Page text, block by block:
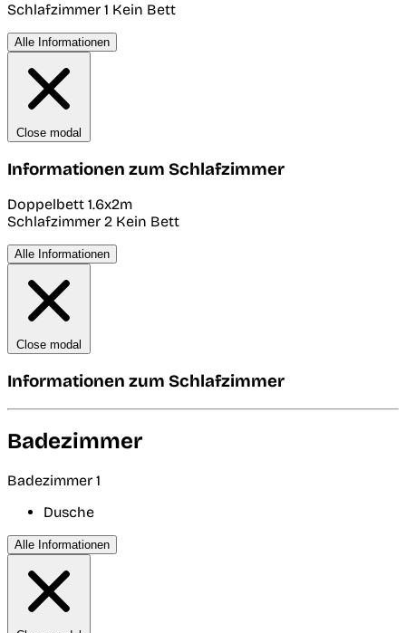
Schlafzimmer 1 Kein Bett
Alle Informationen
Close modal
Informationen zum Schlafzimmer
Doppelbett 1.6x2m
Schlafzimmer 2 Kein Bett
Alle Informationen
Close modal
Informationen zum Schlafzimmer
Badezimmer
Badezimmer 1
Dusche
Alle Informationen